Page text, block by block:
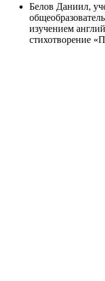
Белов Даниил,
изучением
стихотворение